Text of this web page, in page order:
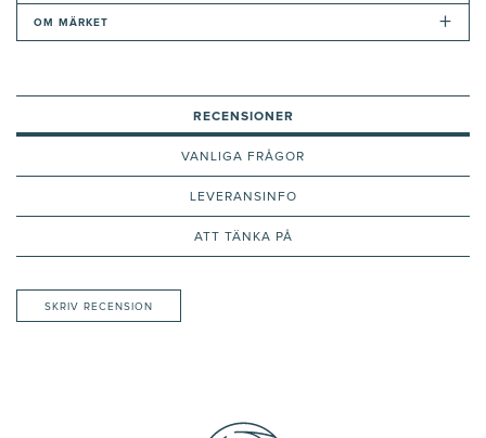
OM MÄRKET +
RECENSIONER
VANLIGA FRÅGOR
LEVERANSINFO
ATT TÄNKA PÅ
SKRIV RECENSION